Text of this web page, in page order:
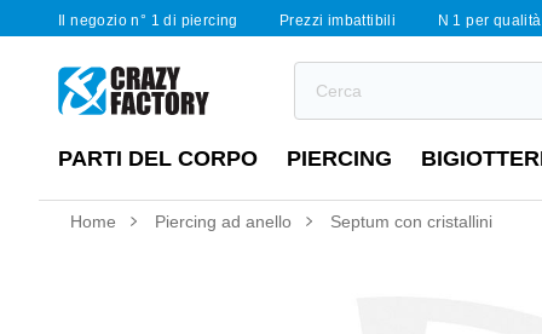
Il negozio n° 1 di piercing Prezzi imbattibili N 1 per
PARTI DEL CORPO PIERCING
Home Piercing ad anello Septum con cristallini